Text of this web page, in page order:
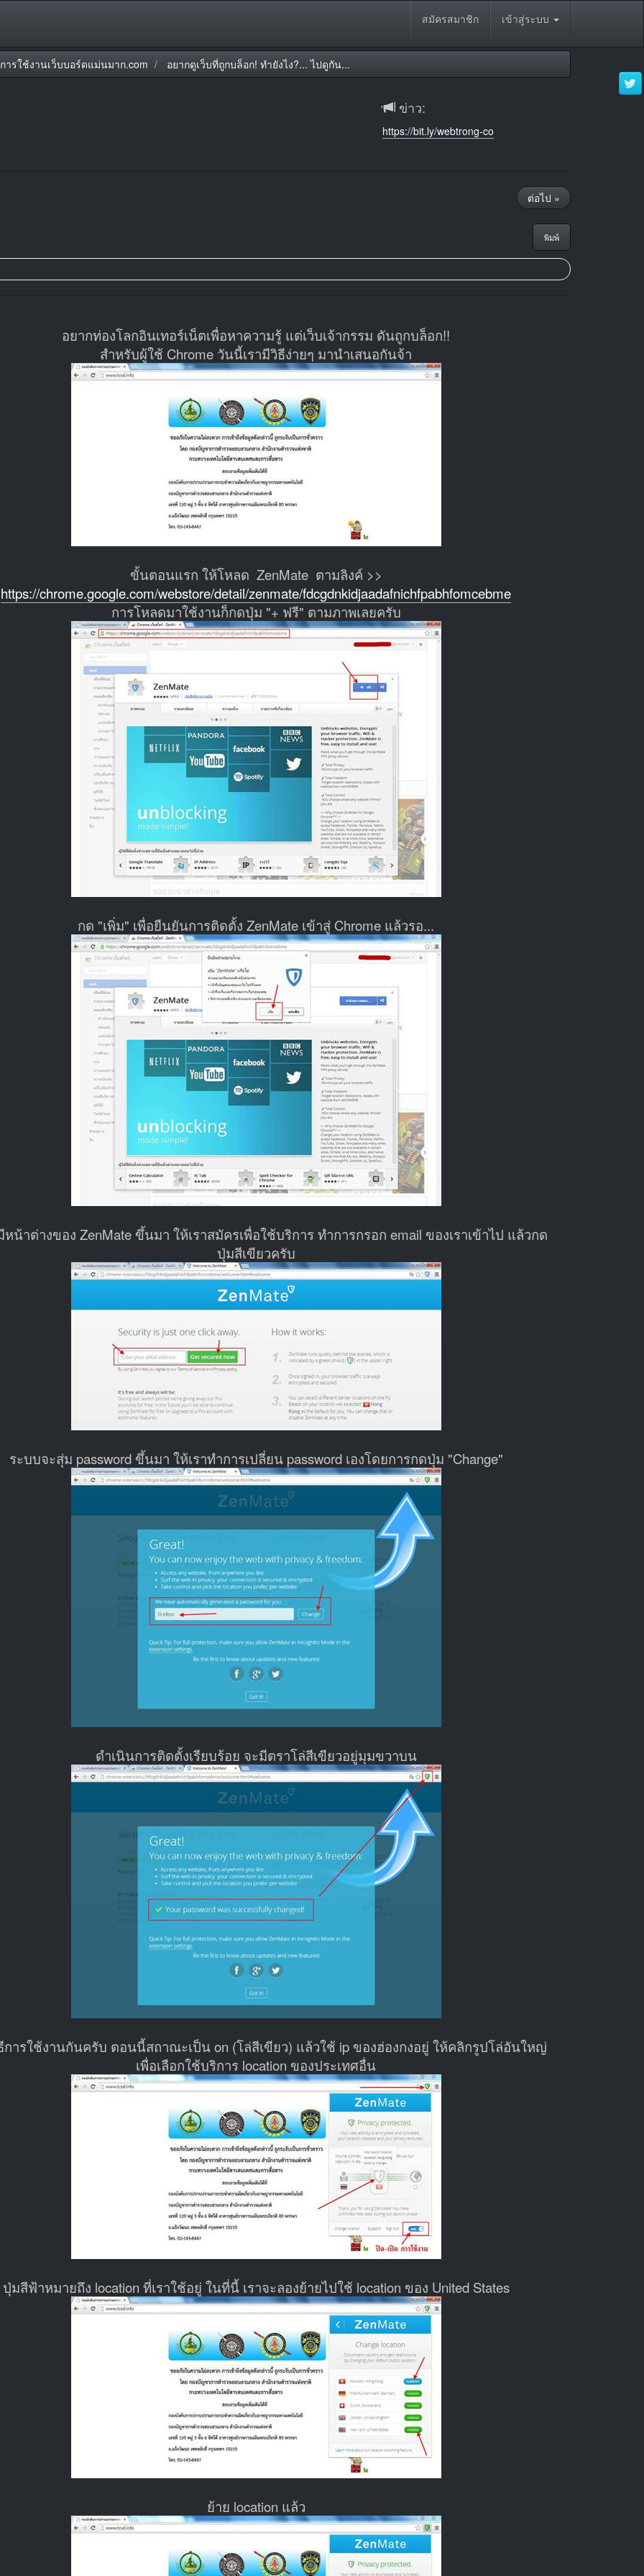
สมัครสมาชิก เข้าสู่ระบบ
ารใช้งานเว็บบอร์ดแม่นมาก.com อยากดูเว็บที่ถูกบล็อก! ทำยังไง?... ไปดูกัน...
ข่าว:
https://bit.ly/webtrong-co
ต่อไป »
พิมพ์
อยากท่องโลกอินเทอร์เน็ตเพื่อหาความรู้ แต่เว็บเจ้ากรรม ดันถูกบล็อก!!
สำหรับผู้ใช้ Chrome วันนี้เรามีวิธีง่ายๆ มานำเสนอกันจ้า
ขั้นตอนแรก ให้โหลด ZenMate ตามลิงค์ >>
https://chrome.google.com/webstore/detail/zenmate/fdcgdnkidjaadafnichfpabhfomcebme
การโหลดมาใช้งานก็กดปุ่ม "+ ฟรี" ตามภาพเลยครับ
กด "เพิ่ม" เพื่อยืนยันการติดตั้ง ZenMate เข้าสู่ Chrome แล้วรอ...
น้าต่างของ ZenMate ขึ้นมา ให้เราสมัครเพื่อใช้บริการ ทำการกรอก email ของเราเข้าไป แล้วกด
ปุ่มสีเขียวครับ
ระบบจะสุ่ม password ขึ้นมา ให้เราทำการเปลี่ยน password เองโดยการกดปุ่ม "Change"
ดำเนินการติดตั้งเรียบร้อย จะมีตราโล่สีเขียวอยู่มุมขวาบน
การใช้งานกันครับ ตอนนี้สถาณะเป็น on (โล่สีเขียว) แล้วใช้ ip ของฮ่องกงอยู่ ให้คลิกรูปโล่อันใหญ่
เพื่อเลือกใช้บริการ location ของประเทศอื่น
ปุ่มสีฟ้าหมายถึง location ที่เราใช้อยู่ ในที่นี้ เราจะลองย้ายไปใช้ location ของ United States
ย้าย location แล้ว